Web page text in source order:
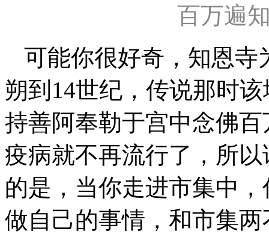
百万遍
可能你很好奇，知恩寺
朔到14世纪，传说那时
持善阿奉勒于宫中念佛
疫病就不再流行了，所
的是，当你走进市集中
做自己的事情，和市集